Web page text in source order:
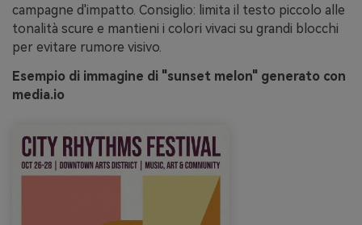
campagne d'impatto. Consiglio: limita il testo piccolo alle
tonalità scure e mantieni i colori vivaci su grandi blocchi
per evitare rumore visivo.
Esempio di immagine di "sunset melon" generato con
media.io